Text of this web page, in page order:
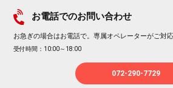
お電話でのお問い合わせ
お急ぎの場合はお電話で。専属オペレーターがご対応
受付時間：10:00～18:00
072-290-7729